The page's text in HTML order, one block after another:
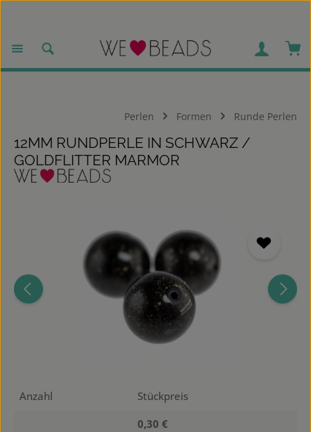
Perlen Formen Runde Perlen
12MM RUNDPERLE IN SCHWARZ /
GOLDFLITTER MARMOR
Anzahl
Stückpreis
0,30 €